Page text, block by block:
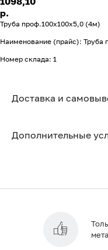
р.
Труба проф.100х100х5,0 (4м)
Наименование (прайс): Труба
Номер склада: 1
Доставка и
Дополнительные